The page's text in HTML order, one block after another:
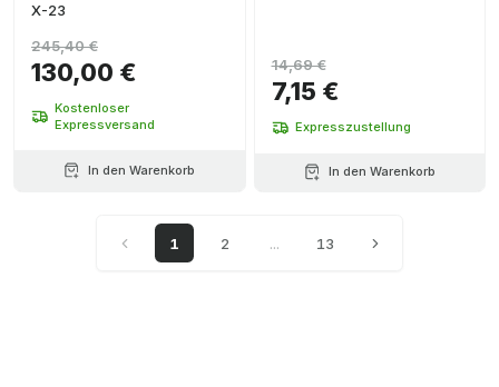
X-23
130,00 €
245,40 €
Kostenloser
Expressversand
In den Warenkorb
7,15 €
14,69 €
Expresszustellung
In den Warenkorb
1 2 ... 13